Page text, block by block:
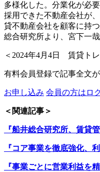
多様化した。分業化が必
採用できた不動産会社が
貸不動産会社を顧客に持
総合研究所より、宮下一
＜2024年4月4日 賃貸ト
有料会員登録で記事全文
お申し込み 会員の方はロ
＜関連記事＞
『船井総合研究所、賃貸
『コア事業を徹底強化、利
『事業ごとに営業利益を